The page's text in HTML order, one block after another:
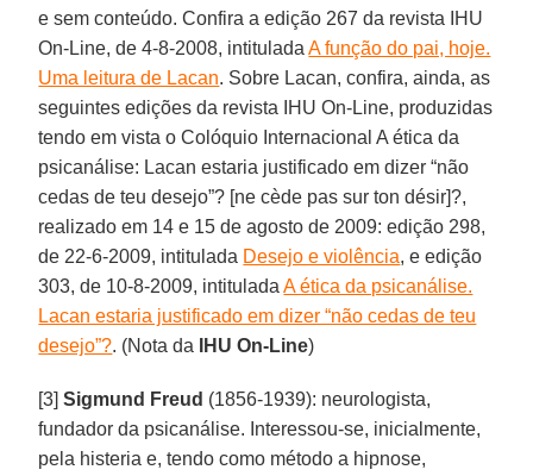
e sem conteúdo. Confira a edição 267 da revista IHU
On-Line, de 4-8-2008, intituladaA função do pai, hoje.
Uma leitura de Lacan. Sobre Lacan, confira, ainda, as
seguintes edições da revista IHU On-Line, produzidas
tendo em vista o Colóquio Internacional A ética da
psicanálise: Lacan estaria justificado em dizer “não
cedas de teu desejo”? [ne cède pas sur ton désir]?,
realizado em 14 e 15 de agosto de 2009: edição 298,
de 22-6-2009, intitulada Desejo e violência, e edição
303, de 10-8-2009, intituladaA ética da psicanálise.
Lacan estaria justificado em dizer “não cedas de teu
desejo”?. (Nota da IHU On-Line)
[3]Sigmund Freud (1856-1939): neurologista,
fundador da psicanálise. Interessou-se, inicialmente,
pela histeria e, tendo como método a hipnose,